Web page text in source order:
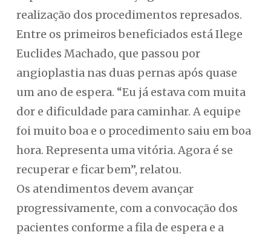
realização dos procedimentos represados.
Entre os primeiros beneficiados está Ilege
Euclides Machado, que passou por
angioplastia nas duas pernas após quase
um ano de espera. “Eu já estava com muita
dor e dificuldade para caminhar. A equipe
foi muito boa e o procedimento saiu em boa
hora. Representa uma vitória. Agora é se
recuperar e ficar bem”, relatou.
Os atendimentos devem avançar
progressivamente, com a convocação dos
pacientes conforme a fila de espera e a